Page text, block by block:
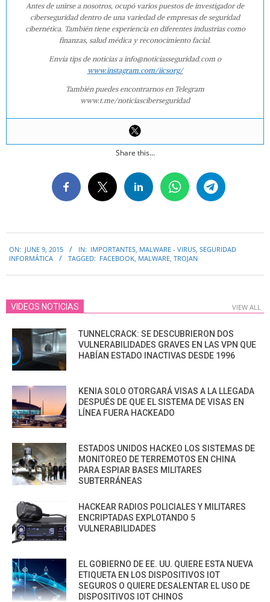
Antes de unirse a nosotros, ocupó varios puestos de investigador de
ciberseguridad dentro de una variedad de empresas de seguridad
cibernética. También tiene experiencia en diferentes industrias como
finanzas, salud médica y reconocimiento facial.
Envía tips de noticias a info@noticiasseguridad.com o
www.instagram.com/iicsorg/
También puedes encontrarnos en Telegram
www.t.me/noticiasciberseguridad
Share this...
06-
ON: JUNE 9, 2015 IN: IMPORTANTES, MALWARE - VIRUS, SEGURIDAD
INFORMÁTICA
TAGGED: FACEBOOK, MALWARE, TROJAN
VIDEOS NOTICIAS VIEW ALL
TUNNELCRACK: SE DESCUBRIERON DOS
VULNERABILIDADES GRAVES EN LAS VPN QUE
HABÍAN ESTADO INACTIVAS DESDE 1996
KENIA SOLO OTORGARÁ VISAS A LA LLEGADA
DESPUÉS DE QUE EL SISTEMA DE VISAS EN
LÍNEA FUERA HACKEADO
ESTADOS UNIDOS HACKEO LOS SISTEMAS DE
MONITOREO DE TERREMOTOS EN CHINA
PARA ESPIAR BASES MILITARES
SUBTERRÁNEAS
HACKEAR RADIOS POLICIALES Y MILITARES
ENCRIPTADAS EXPLOTANDO 5
VULNERABILIDADES
EL GOBIERNO DE EE. UU. QUIERE ESTA NUEVA
ETIQUETA EN LOS DISPOSITIVOS IOT
SEGUROS O QUIERE DESALENTAR EL USO DE
DISPOSITIVOS IOT CHINOS